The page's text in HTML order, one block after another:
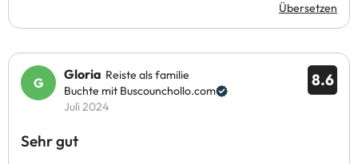
Übersetzen
8.6
Gloria Reiste als familie
Buchte mit Buscounchollo.com
Juli 2024
Sehr gut